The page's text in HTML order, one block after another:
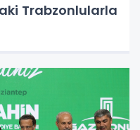
Trabzonlularla